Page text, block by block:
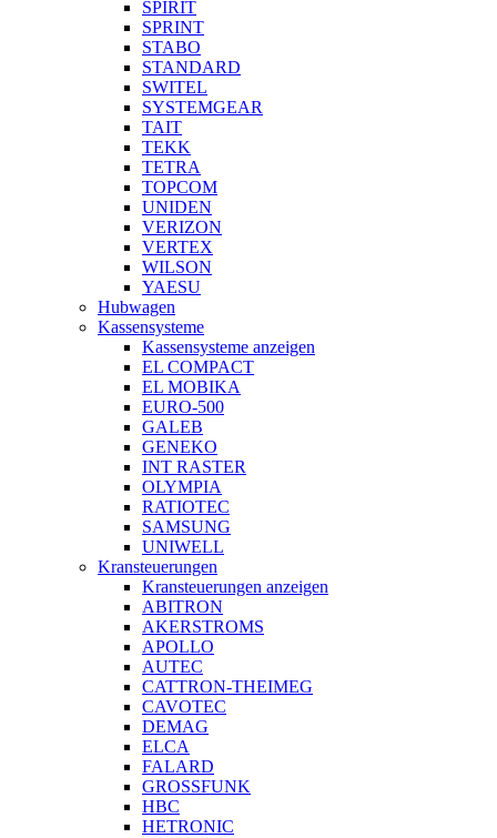
SPIRIT
SPRINT
STABO
STANDARD
SWITEL
SYSTEMGEAR
TAIT
TEKK
TETRA
TOPCOM
UNIDEN
VERIZON
VERTEX
WILSON
YAESU
Hubwagen
Kassensysteme
Kassensysteme anzeigen
EL COMPACT
EL MOBIKA
EURO-500
GALEB
GENEKO
INT RASTER
OLYMPIA
RATIOTEC
SAMSUNG
UNIWELL
Kransteuerungen
Kransteuerungen anzeigen
ABITRON
AKERSTROMS
APOLLO
AUTEC
CATTRON-THEIMEG
CAVOTEC
DEMAG
ELCA
FALARD
GROSSFUNK
HBC
HETRONIC